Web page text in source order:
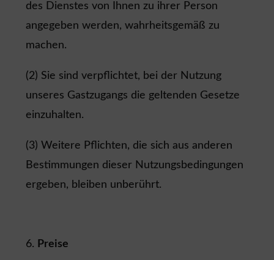
des Dienstes von Ihnen zu ihrer Person
angegeben werden, wahrheitsgemäß zu
machen.
(2) Sie sind verpflichtet, bei der Nutzung
unseres Gastzugangs die geltenden Gesetze
einzuhalten.
(3) Weitere Pflichten, die sich aus anderen
Bestimmungen dieser Nutzungsbedingungen
ergeben, bleiben unberührt.
Preise